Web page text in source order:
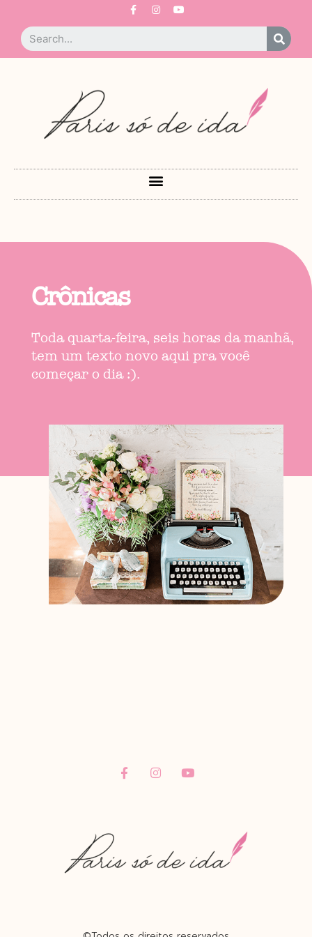
Crônicas
Toda quarta-feira, seis horas da manhã,
tem um texto novo aqui pra você
começar o dia :).